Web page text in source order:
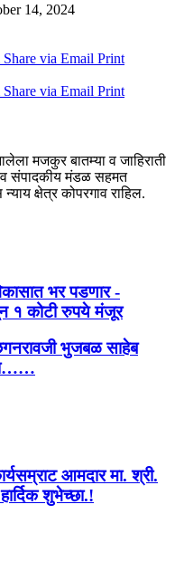
14, 2024
Share via Email Print
Share via Email Print
मजकुर बातम्या व जाहिराती
व संपादकीय मंडळ सहमत
क्षेत्र कोपरगाव राहिल.
भर पडणार -
१ कोटी रुपये मंजूर
भुजबळ साहेब
आमदार मा. श्री.
शुभेच्छा.!